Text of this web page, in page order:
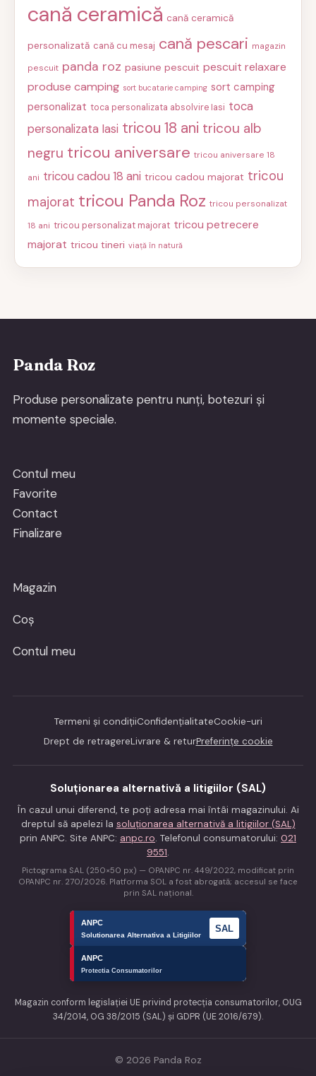
cană ceramică cană ceramică
personalizată cană cu mesaj cană pescari magazin
pescuit panda roz pasiune pescuit pescuit relaxare
produse camping sort bucatarie camping sort camping
personalizat toca personalizata absolvire Iasi toca
personalizata Iasi tricou 18 ani tricou alb
negru tricou aniversare tricou aniversare 18
ani tricou cadou 18 ani tricou cadou majorat tricou
majorat tricou Panda Roz tricou personalizat
18 ani tricou personalizat majorat tricou petrecere
majorat tricou tineri viață în natură
Panda Roz
Produse personalizate pentru nunți, botezuri și
momente speciale.
Contul meu
Favorite
Contact
Finalizare
Magazin
Coș
Contul meu
Termeni și condițiiConfidențialitateCookie-uri
Drept de retragereLivrare & returPreferințe cookie
Soluționarea alternativă a litigiilor (SAL)
În cazul unui diferend, te poți adresa mai întâi magazinului. Ai
dreptul să apelezi la soluționarea alternativă a litigiilor (SAL)
prin ANPC. Site ANPC: anpc.ro. Telefonul consumatorului: 021
9551.
Pictograma SAL (250×50 px) — OPANPC nr. 449/2022, modificat prin
OPANPC nr. 270/2026. Platforma SOL a fost abrogată; accesul se face
prin SAL național.
Magazin conform legislației UE privind protecția consumatorilor, OUG
34/2014, OG 38/2015 (SAL) și GDPR (UE 2016/679).
© 2026 Panda Roz